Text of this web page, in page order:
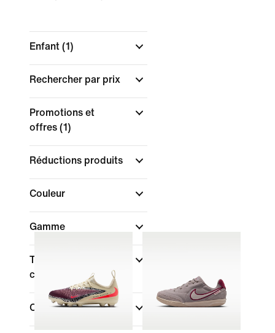
Enfant (1)
Rechercher par prix
Promotions et
offres (1)
Réductions produits
Couleur
Gamme
Type de coupe des
chaussures
Collections